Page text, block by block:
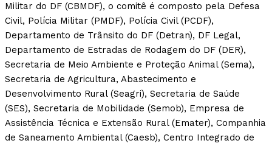
Militar do DF (CBMDF), o comitê é composto pela Defesa
Civil, Polícia Militar (PMDF), Polícia Civil (PCDF),
Departamento de Trânsito do DF (Detran), DF Legal,
Departamento de Estradas de Rodagem do DF (DER),
Secretaria de Meio Ambiente e Proteção Animal (Sema),
Secretaria de Agricultura, Abastecimento e
Desenvolvimento Rural (Seagri), Secretaria de Saúde
(SES), Secretaria de Mobilidade (Semob), Empresa de
Assistência Técnica e Extensão Rural (Emater), Companhia
de Saneamento Ambiental (Caesb), Centro Integrado de